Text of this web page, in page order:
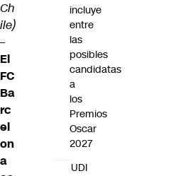
Ch
ile)
–
El
FC
Ba
rc
el
on
a
incluye
entre
las
posibles
candidatas
a
los
Premios
Oscar
2027
UDI